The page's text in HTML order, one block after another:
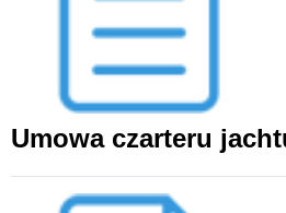
Umowa czarteru